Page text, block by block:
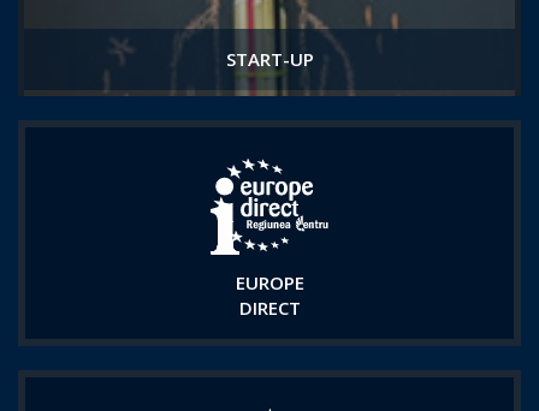
START-UP
EUROPE
DIRECT